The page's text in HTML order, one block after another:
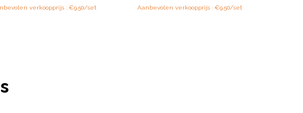
verkoopprijs : €9.50/set Aanbevolen verkoopprijs : €9.50/set